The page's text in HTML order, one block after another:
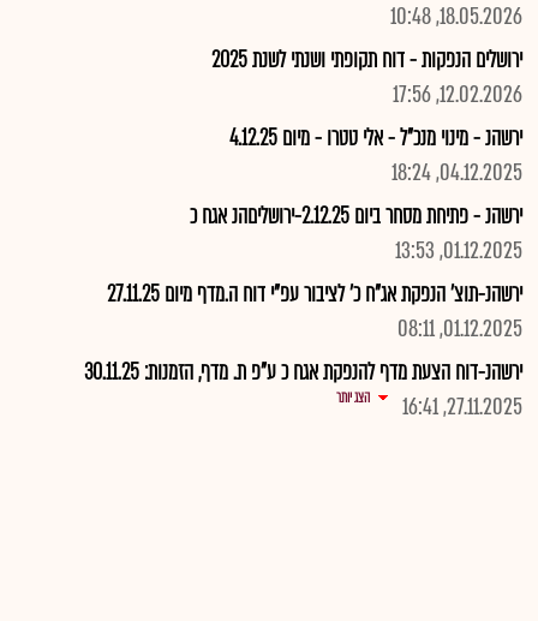
18.05.2026, 10:48
ירושלים הנפקות - דוח תקופתי ושנתי לשנת 2025
12.02.2026, 17:56
ירשהנ - מינוי מנכ"ל - אלי טטרו - מיום 4.12.25
04.12.2025, 18:24
ירשהנ - פתיחת מסחר ביום 2.12.25-ירושליםהנ אגח כ
01.12.2025, 13:53
ירשהנ-תוצ' הנפקת אג"ח כ' לציבור עפ"י דוח ה.מדף מיום 27.11.25
01.12.2025, 08:11
ירשהנ-דוח הצעת מדף להנפקת אגח כ ע"פ ת. מדף, הזמנות: 30.11.25
27.11.2025, 16:41
הצג יותר